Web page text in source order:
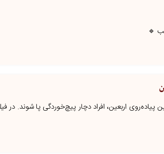
🔹
اربعین، افراد دچار پیچ‌خوردگی پا شوند. در